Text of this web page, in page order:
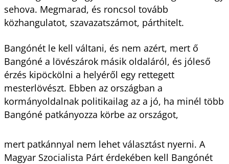
sehova. Megmarad, és roncsol tovább
közhangulatot, szavazatszámot, párthitelt.
Bangónét le kell váltani, és nem azért, mert ő
Bangóné a lövészárok másik oldaláról, és jóleső
érzés kipöckölni a helyéről egy rettegett
mesterlövészt. Ebben az országban a
kormányoldalnak politikailag az a jó, ha minél több
Bangóné patkányozza körbe az országot,
mert patkánnyal nem lehet választást nyerni. A
Magyar Szocialista Párt érdekében kell Bangónét